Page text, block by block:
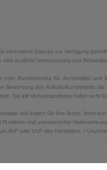
informative Zwecke zur Verfügung gestellt.
ärztliche Untersuchung und
vom Bundesinstitut für Arzneimittel
Bewerbung des Artikels/Arzneimittels
Die ipill Versandapotheke haftet nicht
und fragen Sie Ihre Ärztin, Ihren Arzt
und unerwünschte
AVP oder UVP des Herstellers. ²